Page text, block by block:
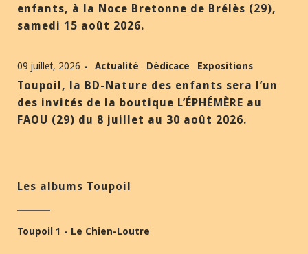
enfants, à la Noce Bretonne de Brélès (29),
samedi 15 août 2026.
09 juillet, 2026 Actualité Dédicace Expositions
Toupoil, la BD-Nature des enfants sera l’un
des invités de la boutique L’ÉPHÉMÈRE au
FAOU (29) du 8 juillet au 30 août 2026.
Les albums Toupoil
Toupoil 1 - Le Chien-Loutre